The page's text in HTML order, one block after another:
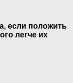
если положить
легче их